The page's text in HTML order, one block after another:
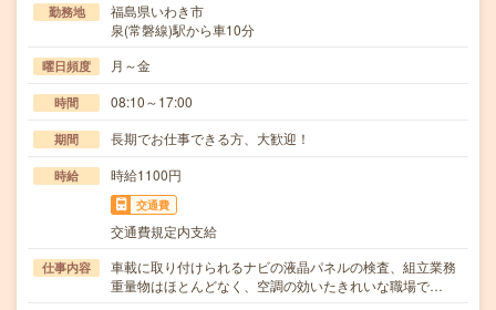
勤務地
福島県いわき市
泉(常磐線)駅から車10分
曜日頻度 月～金
時間 08:10～17:00
期間 長期でお仕事できる方、大歓迎！
時給 時給1100円
交通費
交通費規定内支給
仕事内容
車載に取り付けられるナビの液晶パネルの検査、組立業務
重量物はほとんどなく、空調の効いたきれいな職場で…